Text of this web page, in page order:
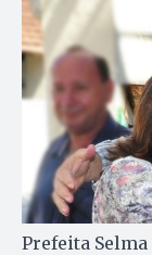
Prefeita